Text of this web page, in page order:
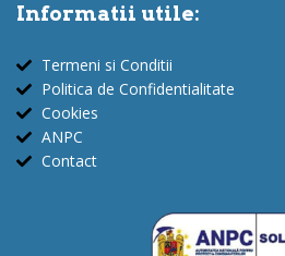
Informatii utile:
Termeni si Conditii
Politica de Confidentialitate
Cookies
ANPC
Contact